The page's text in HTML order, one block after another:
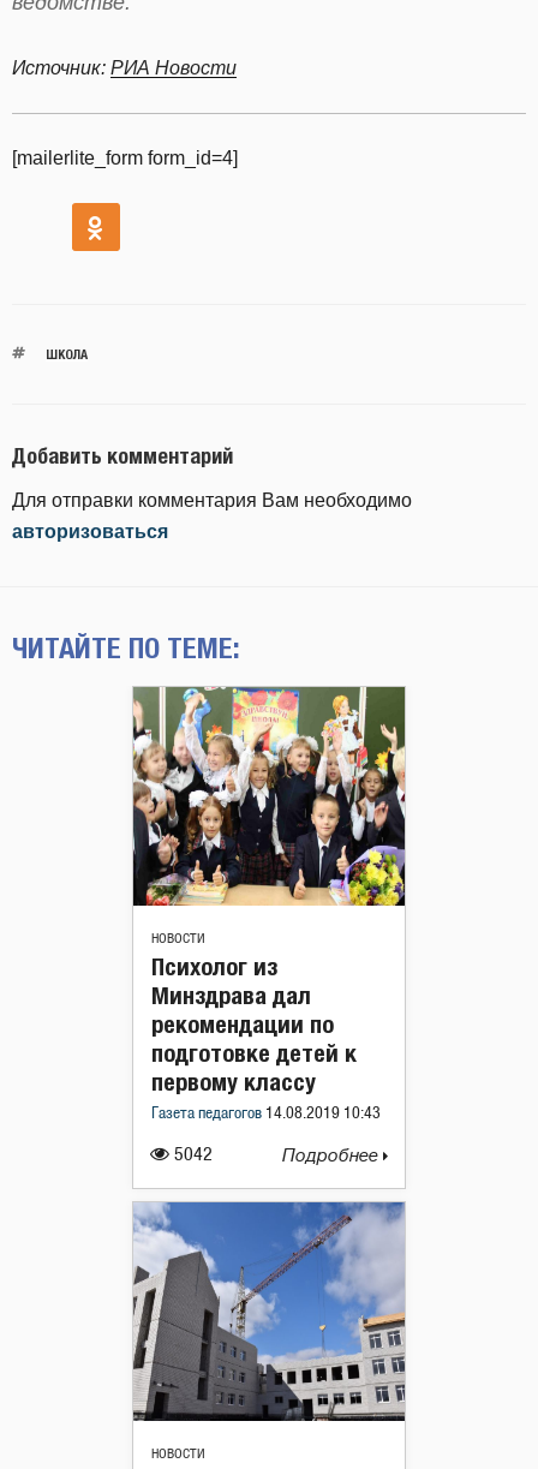
Источник: РИА Новости
[mailerlite_form form_id=4]
ШКОЛА
Добавить комментарий
Для отправки комментария Вам необходимо
авторизоваться
ЧИТАЙТЕ ПО ТЕМЕ:
НОВОСТИ
5042
Психолог из
Минздрава дал
рекомендации по
подготовке детей к
первому классу
Газета педагогов 14.08.2019 10:43
Подробнее
НОВОСТИ